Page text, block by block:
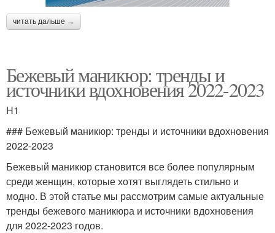
читать дальше →
Бежевый маникюр: тренды и
источники вдохновения 2022-2023
H1
### Бежевый маникюр: тренды и источники вдохновения
2022-2023
Бежевый маникюр становится все более популярным
среди женщин, которые хотят выглядеть стильно и
модно. В этой статье мы рассмотрим самые актуальные
тренды бежевого маникюра и источники вдохновения
для 2022-2023 годов.